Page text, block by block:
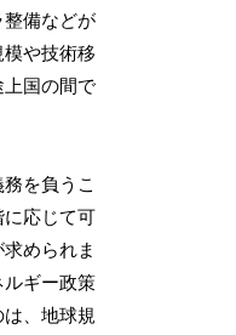
備などが
や技術移
国の間で
を負うこ
に応じて可
められま
ギー政策
、地球規